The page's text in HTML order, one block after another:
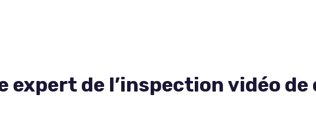
expert de l’inspection vidéo